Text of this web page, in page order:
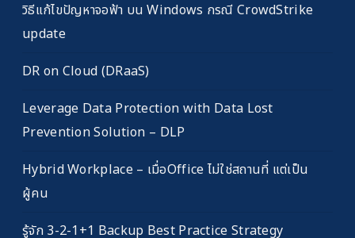
วิธีแก้ไขปัญหาจอฟ้า บน Windows กรณี CrowdStrike
update
DR on Cloud (DRaaS)
Leverage Data Protection with Data Lost
Prevention Solution – DLP
Hybrid Workplace – เมื่อOffice ไม่ใช่สถานที่ แต่เป็น
ผู้คน
รู้จัก 3-2-1+1 Backup Best Practice Strategy